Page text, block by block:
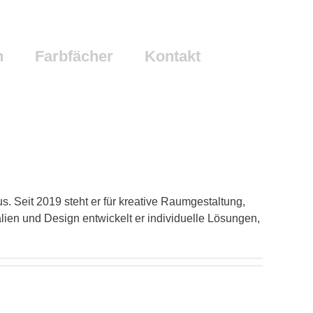
Farbfächer Kontakt
Seit 2019 steht er für kreative Raumgestaltung,
und Design entwickelt er individuelle Lösungen,